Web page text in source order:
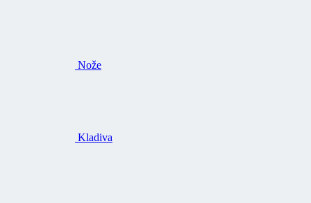
Nože
Kladiva